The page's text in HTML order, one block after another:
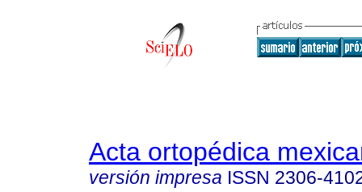
Acta ortopédica
versión impresa ISSN 2306-